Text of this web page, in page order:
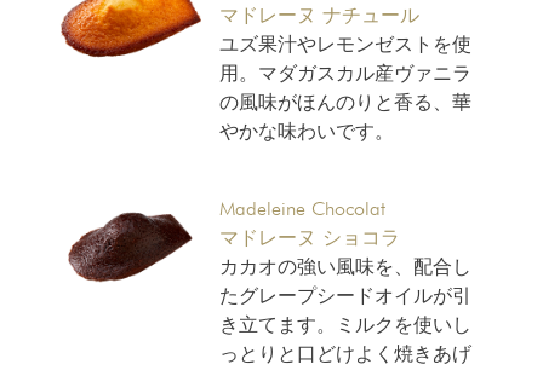
マドレーヌ ナチュール
ユズ果汁やレモンゼストを使
用。マダガスカル産ヴァニラ
の風味がほんのりと香る、華
やかな味わいです。
Madeleine Chocolat
マドレーヌ ショコラ
カカオの強い風味を、配合し
たグレープシードオイルが引
き立てます。ミルクを使いし
っとりと口どけよく焼きあげ